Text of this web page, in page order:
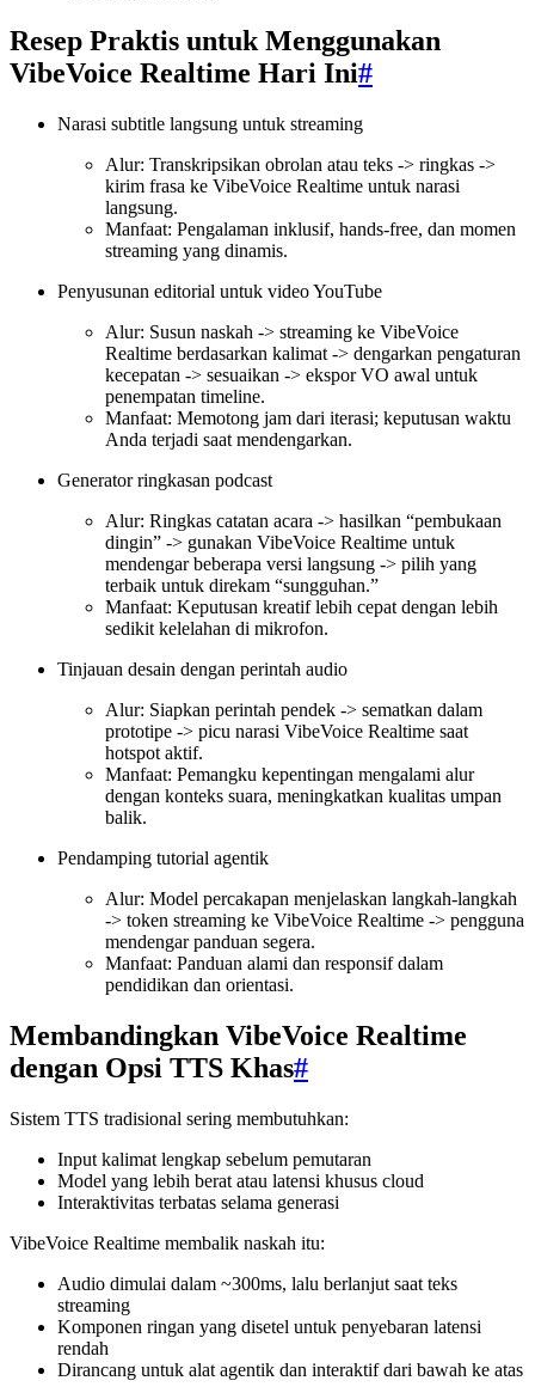
Resep Praktis untuk Menggunakan
VibeVoice Realtime Hari Ini#
Narasi subtitle langsung untuk streaming
Alur: Transkripsikan obrolan atau teks -> ringkas ->
kirim frasa ke VibeVoice Realtime untuk narasi
langsung.
Manfaat: Pengalaman inklusif, hands-free, dan momen
streaming yang dinamis.
Penyusunan editorial untuk video YouTube
Alur: Susun naskah -> streaming ke VibeVoice
Realtime berdasarkan kalimat -> dengarkan pengaturan
kecepatan -> sesuaikan -> ekspor VO awal untuk
penempatan timeline.
Manfaat: Memotong jam dari iterasi; keputusan waktu
Anda terjadi saat mendengarkan.
Generator ringkasan podcast
Alur: Ringkas catatan acara -> hasilkan “pembukaan
dingin” -> gunakan VibeVoice Realtime untuk
mendengar beberapa versi langsung -> pilih yang
terbaik untuk direkam “sungguhan.”
Manfaat: Keputusan kreatif lebih cepat dengan lebih
sedikit kelelahan di mikrofon.
Tinjauan desain dengan perintah audio
Alur: Siapkan perintah pendek -> sematkan dalam
prototipe -> picu narasi VibeVoice Realtime saat
hotspot aktif.
Manfaat: Pemangku kepentingan mengalami alur
dengan konteks suara, meningkatkan kualitas umpan
balik.
Pendamping tutorial agentik
Alur: Model percakapan menjelaskan langkah-langkah
-> token streaming ke VibeVoice Realtime -> pengguna
mendengar panduan segera.
Manfaat: Panduan alami dan responsif dalam
pendidikan dan orientasi.
Membandingkan VibeVoice Realtime
dengan Opsi TTS Khas#
Sistem TTS tradisional sering membutuhkan:
Input kalimat lengkap sebelum pemutaran
Model yang lebih berat atau latensi khusus cloud
Interaktivitas terbatas selama generasi
VibeVoice Realtime membalik naskah itu:
Audio dimulai dalam ~300ms, lalu berlanjut saat teks
streaming
Komponen ringan yang disetel untuk penyebaran latensi
rendah
Dirancang untuk alat agentik dan interaktif dari bawah ke atas